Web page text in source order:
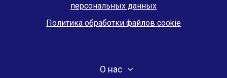
персональных данных
Политика обработки файлов cookie
О нас